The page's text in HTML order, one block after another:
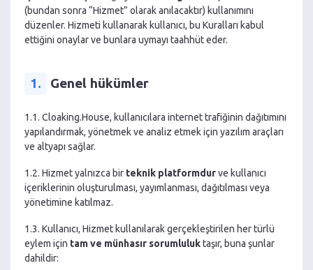
(bundan sonra “Hizmet” olarak anılacaktır) kullanımını
düzenler. Hizmeti kullanarak kullanıcı, bu Kuralları kabul
ettiğini onaylar ve bunlara uymayı taahhüt eder.
1. Genel hükümler
1.1. Cloaking.House, kullanıcılara internet trafiğinin dağıtımını
yapılandırmak, yönetmek ve analiz etmek için yazılım araçları
ve altyapı sağlar.
1.2. Hizmet yalnızca bir teknik platformdurve kullanıcı
içeriklerinin oluşturulması, yayımlanması, dağıtılması veya
yönetimine katılmaz.
1.3. Kullanıcı, Hizmet kullanılarak gerçekleştirilen her türlü
eylem için tam ve münhasır sorumluluktaşır, buna şunlar
dahildir: